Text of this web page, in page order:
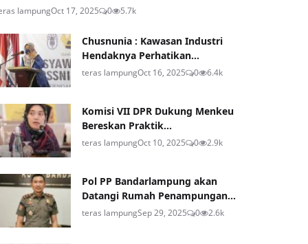
lampungOct 17, 2025 0 5.7k
Chusnunia : Kawasan Industri
Hendaknya Perhatikan...
teras lampungOct 16, 2025 0 6.4k
Komisi VII DPR Dukung Menkeu
Bereskan Praktik...
teras lampungOct 10, 2025 0 2.9k
Pol PP Bandarlampung akan
Datangi Rumah Penampungan...
teras lampungSep 29, 2025 0 2.6k